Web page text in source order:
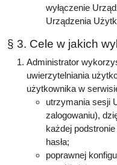
wyłączenie
Urządzenia
§ 3. Cele w jakich
Administrator
uwierzytelniania
użytkownika w
utrzymania sesji
zalogowaniu),
każdej
hasła;
poprawnej